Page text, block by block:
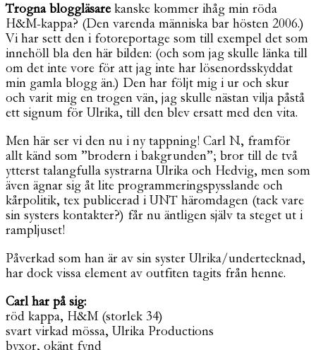
Trogna bloggläsare kanske kommer ihåg min röda
H&M-kappa? (Den varenda människa bar hösten 2006.)
Vi har sett den i fotoreportage som till exempel det som
innehöll bla den här bilden: (och som jag skulle länka till
om det inte vore för att jag inte har lösenordsskyddat
min gamla blogg än.) Den har följt mig i ur och skur
och varit mig en trogen vän, jag skulle nästan vilja påstå
ett signum för Ulrika, till den blev ersatt med den vita.
Men här ser vi den nu i ny tappning! Carl N., framför
allt känd som ”brodern i bakgrunden”; bror till de två
ytterst talangfulla systrarna Ulrika och Hedvig, men som
även ägnar sig åt lite programmeringspysslande och
kårpolitik, tex publicerad i UNT häromdagen (tack vare
sin systers kontakter?) får nu äntligen själv ta steget ut i
rampljuset!
Påverkad som han är av sin syster Ulrika/undertecknad,
har dock vissa element av outfiten tagits från henne.
Carl har på sig:
röd kappa, H&M (storlek 34)
svart virkad mössa, Ulrika Productions
byxor, okänt fynd